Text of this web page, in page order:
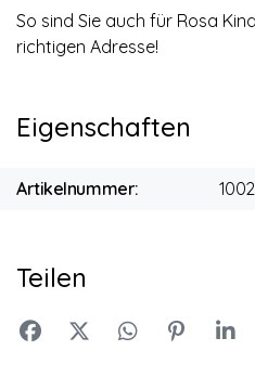
So sind Sie auch für Rosa
richtigen Adresse!
Eigenschaften
Artikelnummer:
Teilen